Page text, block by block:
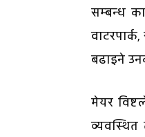
सम्बन्ध
बढाइने
मेयर